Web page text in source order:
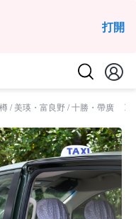
打開
/ 美瑛・富良野 / 十勝・帶廣